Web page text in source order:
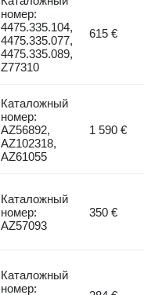
номер:
4475.335.104,
4475.335.077,
4475.335.089,
Z77310
615 €
Каталожный
номер:
AZ56892,
AZ102318,
AZ61055
1 590 €
Каталожный
номер:
AZ57093
350 €
Каталожный
номер: